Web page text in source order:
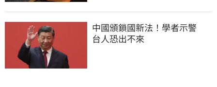
中國頒鎖國新法！學者示警
台人恐出不來